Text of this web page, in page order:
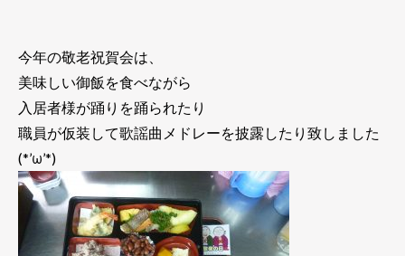
今年の敬老祝賀会は、
美味しい御飯を食べながら
入居者様が踊りを踊られたり
職員が仮装して歌謡曲メドレーを披露したり致しました
(*’ω’*)